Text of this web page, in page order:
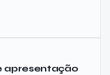
apresentação